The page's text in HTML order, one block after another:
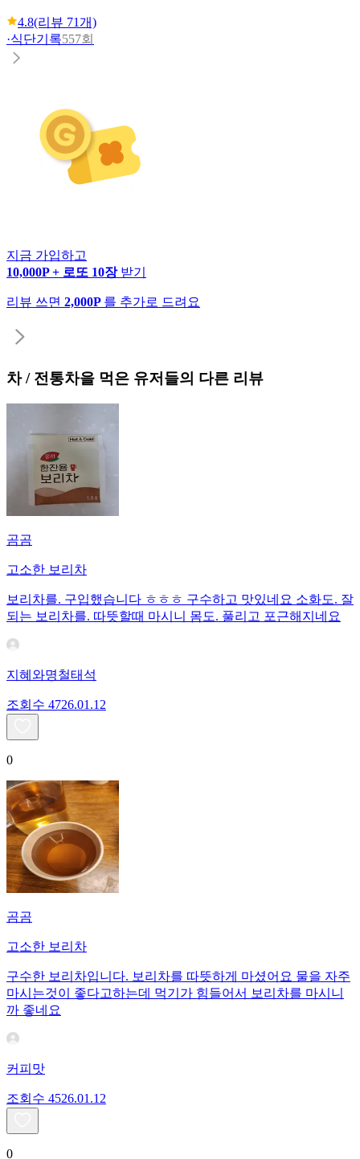
4.8(리뷰 71개)
·식단기록557회
지금 가입하고
10,000P + 로또 10장 받기
리뷰 쓰면 2,000P 를 추가로 드려요
차 / 전통차을 먹은 유저들의 다른 리뷰
곰곰
고소한 보리차
보리차를. 구입했습니다 ㅎㅎㅎ 구수하고 맛있네요 소화도. 잘
되는 보리차를. 따뜻할때 마시니 몸도. 풀리고 포근해지네요
지혜와명철태석
조회수 4726.01.12
0
곰곰
고소한 보리차
구수한 보리차입니다. 보리차를 따뜻하게 마셨어요 물을 자주
마시는것이 좋다고하는데 먹기가 힘들어서 보리차를 마시니
까 좋네요
커피맛
조회수 4526.01.12
0